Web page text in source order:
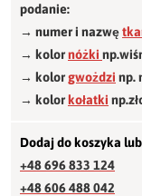
podanie:
→ numer i nazwę
→ kolornóżki
→ kolorgwożdzi np.
→ kolorkołatki
Dodaj do koszyka
+48 696 833 124
+48 606 488 042